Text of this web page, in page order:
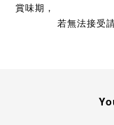
賞味期，
若無法接受請